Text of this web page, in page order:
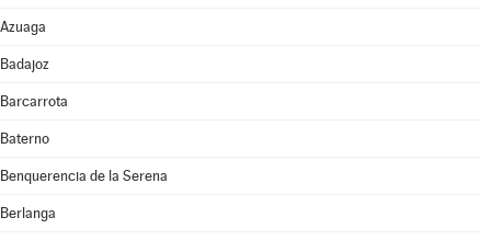
Azuaga
Badajoz
Barcarrota
Baterno
Benquerencia de la Serena
Berlanga